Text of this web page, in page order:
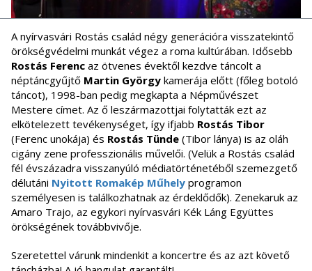
A nyírvasvári Rostás család négy generációra visszatekintő
örökségvédelmi munkát végez a roma kultúrában. Idősebb
Rostás Ferenc az ötvenes évektől kezdve táncolt a
néptáncgyűjtő Martin György kamerája előtt (főleg botoló
táncot), 1998-ban pedig megkapta a Népművészet
Mestere címet. Az ő leszármazottjai folytatták ezt az
elkötelezett tevékenységet, így ifjabb Rostás Tibor
(Ferenc unokája) és Rostás Tünde (Tibor lánya) is az oláh
cigány zene professzionális művelői. (Velük a Rostás család
fél évszázadra visszanyúló médiatörténetéből szemezgető
délutáni Nyitott Romakép Műhely programon
személyesen is találkozhatnak az érdeklődők). Zenekaruk az
Amaro Trajo, az egykori nyírvasvári Kék Láng Együttes
örökségének továbbvivője.
Szeretettel várunk mindenkit a koncertre és az azt követő